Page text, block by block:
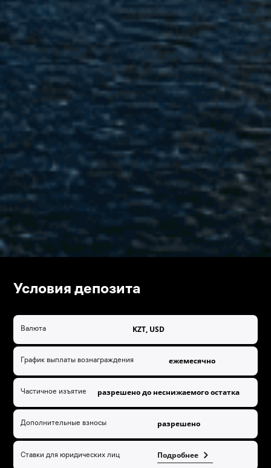
Условия депозита
Валюта KZT, USD
График выплаты вознаграждения ежемесячно
Частичное изъятие разрешено до неснижаемого остатка
Дополнительные взносы разрешено
Ставки для юридических лиц Подробнее